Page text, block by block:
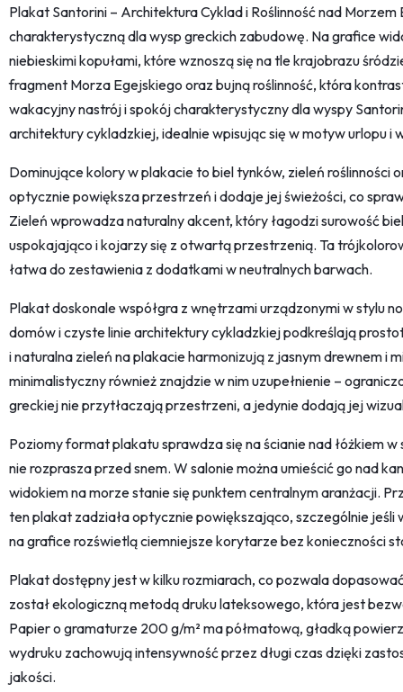
Plakat Santorini – Architektura Cyklad i Roślinność nad
charakterystyczną dla wysp greckich zabudowę. Na grafice
niebieskimi kopułami, które wznoszą się na tle krajobrazu
fragment Morza Egejskiego oraz bujną roślinność, która
wakacyjny nastrój i spokój charakterystyczny dla wyspy
architektury cykladzkiej, idealnie wpisując się w motyw urlopu i
Dominujące kolory w plakacie to biel tynków, zieleń roślinności
optycznie powiększa przestrzeń i dodaje jej świeżości, co
Zieleń wprowadza naturalny akcent, który łagodzi surowość
uspokajająco i kojarzy się z otwartą przestrzenią. Ta
łatwa do zestawienia z dodatkami w neutralnych barwach.
Plakat doskonale współgra z wnętrzami urządzonymi w stylu
domów i czyste linie architektury cykladzkiej podkreślają
i naturalna zieleń na plakacie harmonizują z jasnym drewnem i
minimalistyczny również znajdzie w nim uzupełnienie –
greckiej nie przytłaczają przestrzeni, a jedynie dodają jej
Poziomy format plakatu sprawdza się na ścianie nad łóżkiem
nie rozprasza przed snem. W salonie można umieścić go nad
widokiem na morze stanie się punktem centralnym aranżacji.
ten plakat zadziała optycznie powiększająco, szczególnie jeśli
na grafice rozświetlą ciemniejsze korytarze bez konieczności
Plakat dostępny jest w kilku rozmiarach, co pozwala
został ekologiczną metodą druku lateksowego, która jest
Papier o gramaturze 200 g/m² ma półmatową, gładką
wydruku zachowują intensywność przez długi czas dzięki
jakości.